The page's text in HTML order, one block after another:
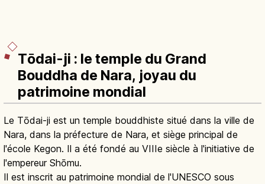
Tōdai-ji : le temple du Grand
Bouddha de Nara, joyau du
patrimoine mondial
Le Tōdai-ji est un temple bouddhiste situé dans la ville de
Nara, dans la préfecture de Nara, et siège principal de
l'école Kegon. Il a été fondé au VIIIe siècle à l'initiative de
l'empereur Shōmu.
Il est inscrit au patrimoine mondial de l'UNESCO sous